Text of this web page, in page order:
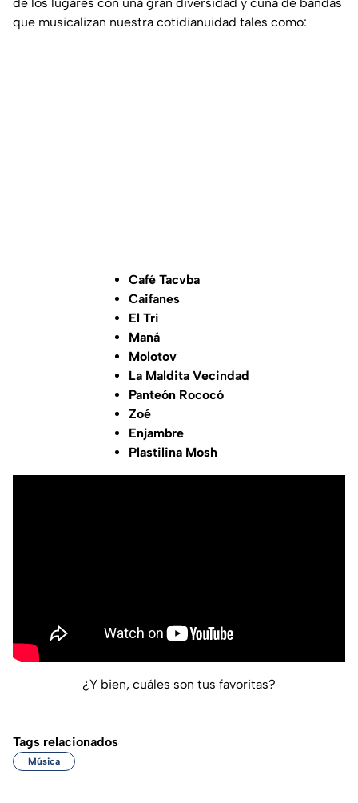
que musicalizan nuestra cotidianuidad tales como:
Café Tacvba
Caifanes
El Tri
Maná
Molotov
La Maldita Vecindad
Panteón Rococó
Zoé
Enjambre
Plastilina Mosh
¿Y bien, cuáles son tus favoritas?
Tags relacionados
Música